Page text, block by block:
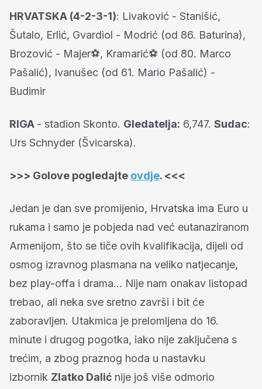
HRVATSKA (4-2-3-1): Livaković - Stanišić,
Šutalo, Erlić, Gvardiol - Modrić (od 86. Baturina),
Brozović - Majer⚽, Kramarić⚽ (od 80. Marco
Pašalić), Ivanušec (od 61. Mario Pašalić) -
Budimir
RIGA - stadion Skonto. Gledatelja: 6,747. Sudac:
Urs Schnyder (Švicarska).
>>> Golove pogledajte ovdje. <<<
Jedan je dan sve promijenio, Hrvatska ima Euro u
rukama i samo je pobjeda nad već eutanaziranom
Armenijom, što se tiče ovih kvalifikacija, dijeli od
osmog izravnog plasmana na veliko natjecanje,
bez play-offa i drama... Nije nam onakav listopad
trebao, ali neka sve sretno završi i bit će
zaboravljen. Utakmica je prelomljena do 16.
minute i drugog pogotka, iako nije zaključena s
trećim, a zbog praznog hoda u nastavku
izbornik Zlatko Dalić nije još više odmorio